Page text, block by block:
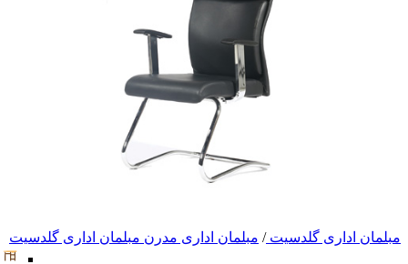
مبلمان اداری گلدسیت / مبلمان اداری مدرن مبلمان اداری گلدسیت